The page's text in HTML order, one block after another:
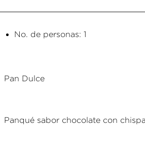
No. de personas: 1
Pan Dulce
Panqué sabor chocolate con